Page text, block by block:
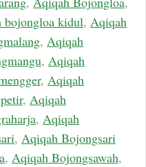
bojongloa kidul, Aqiqah
, Aqiqah
, Aqiqah
, Aqiqah
, Aqiqah
, Aqiqah
, Aqiqah Bojongsari
, Aqiqah Bojongsawah,